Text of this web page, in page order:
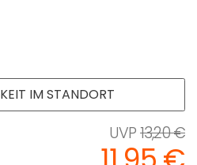
13,20 €
IM STANDORT